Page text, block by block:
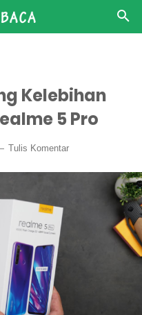
Kelebihan
5 Pro
Tulis Komentar